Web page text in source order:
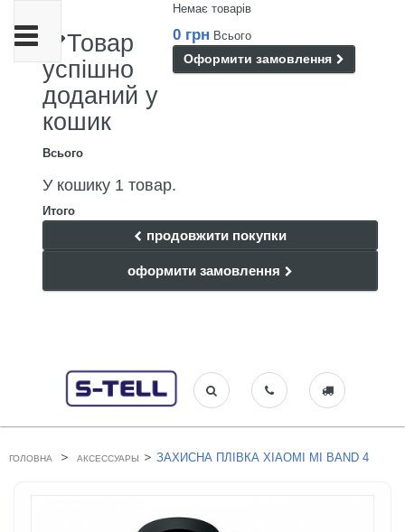
Немає товарів
0 грн Всього
Оформити замовлення
Товар
успішно
доданий у
кошик
Всього
У кошику 1 товар.
Итого
продовжити покупки
оформити замовлення
Toggle
navigation
ГОЛОВНА > АКСЕССУАРЫ > ЗАХИСНА ПЛІВКА XIAOMI MI BAND 4